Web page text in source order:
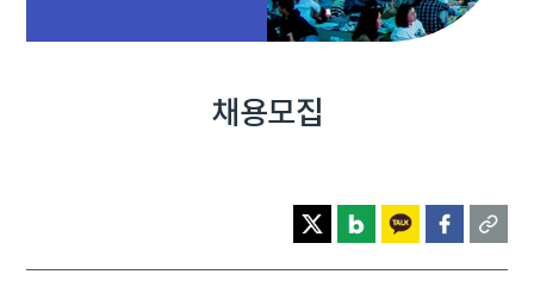
채용모집